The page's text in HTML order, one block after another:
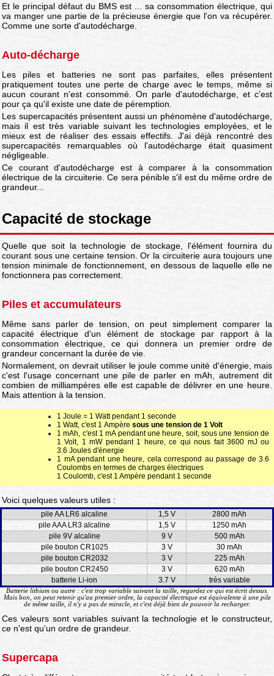
Et le principal défaut du BMS est ... sa consommation électrique, qui
va manger une partie de la précieuse énergie que l'on va récupérer.
Comme une sorte d'autodécharge.
Auto-décharge
Les piles et batteries ne sont pas parfaites, elles présentent
pratiquement toutes une perte de charge avec le temps, même si
aucun courant n'est consommé. On parle d'autodécharge, et c'est
pour ça qu'il existe une date de péremption.
Les supercapacités présentent aussi un phénomène d'autodécharge,
mais il est très variable suivant les technologies employées, et le
mieux est de réaliser des essais effectifs. J'ai déjà rencontré des
supercapacités remarquables où l'autodécharge était quasiment
négligeable.
Ce courant d'autodécharge est à comparer à la consommation
électrique de la circuiterie. Ce sera pénible s'il est du même ordre de
grandeur...
Capacité de stockage
Quelle que soit la technologie de stockage, l'élément fournira du
courant sous une certaine tension. Or la circuiterie aura toujours une
tension minimale de fonctionnement, en dessous de laquelle elle ne
fonctionnera pas correctement.
Piles et accumulateurs
Même sans parler de tension, on peut simplement comparer la
capacité électrique d'un élément de stockage par rapport à la
consommation électrique, ce qui donnera un premier ordre de
grandeur concernant la durée de vie.
Normalement, on devrait utiliser le joule comme unité d'énergie, mais
c'est l'usage concernant une pile de parler en mAh, autrement dit
combien de milliampères elle est capable de délivrer en une heure.
Mais attention à la tension.
1 Joule = 1 Watt pendant 1 seconde
1 Watt, c'est 1 Ampère sous une tension de 1 Volt
1 mAh, c'est 1 mA pendant une heure, soit, sous une tension de
1 Volt, 1 mW pendant 1 heure, ce qui nous fait 3600 mJ ou
3.6 Joules d'énergie
1 mA pendant une heure, cela correspond au passage de 3.6
Coulombs en termes de charges électriques
1 Coulomb, c'est 1 Ampère pendant 1 seconde
Voici quelques valeurs utiles :
pile AA LR6 alcaline 1,5 V
2800 mAh
pile AAA LR3 alcaline
1,5 V
1250 mAh
pile 9V alcaline
9 V
500 mAh
pile bouton CR1025
3 V
30 mAh
pile bouton CR2032
3 V
225 mAh
pile bouton CR2450
3 V
620 mAh
batterie Li-ion
3.7 V très variable
Batterie lithium ou autre : c'est trop variable suivant la taille, regardez ce qui est écrit dessus.
Mais bon, on peut retenir qu'au premier ordre, la capacité électrique est équivalente à une pile
de même taille, il n'y a pas de miracle, et c'est déjà bien de pouvoir la recharger.
Ces valeurs sont variables suivant la technologie et le constructeur,
ce n'est qu'un ordre de grandeur.
Supercapa